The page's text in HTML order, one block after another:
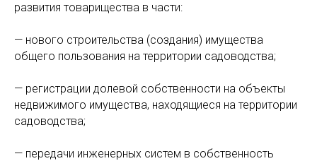
развития товарищества в части:
— нового строительства (создания) имущества
общего пользования на территории садоводства;
— регистрации долевой собственности на объекты
недвижимого имущества, находящиеся на территории
садоводства;
— передачи инженерных систем в собственность